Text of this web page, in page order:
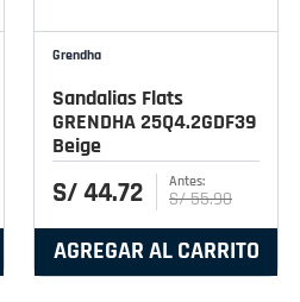
Grendha
Sandalias Flats
GRENDHA 25Q4.2GDF39
Beige
S/44.72 S/55.90
AGREGAR AL CARRITO